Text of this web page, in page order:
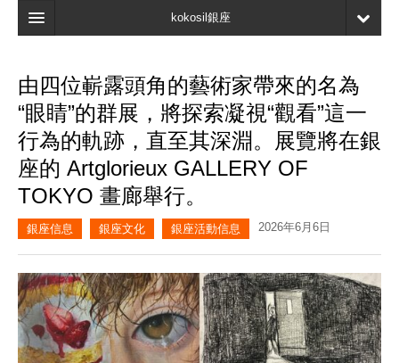
kokosil銀座
搜索
最新信息
口碑
我的頁面
書簽
由四位嶄露頭角的藝術家帶來的名為
“眼睛”的群展，將探索凝視“觀看”這一
行為的軌跡，直至其深淵。展覽將在銀
座的 Artglorieux GALLERY OF
TOKYO 畫廊舉行。
銀座信息 銀座文化 銀座活動信息 2026年6月6日